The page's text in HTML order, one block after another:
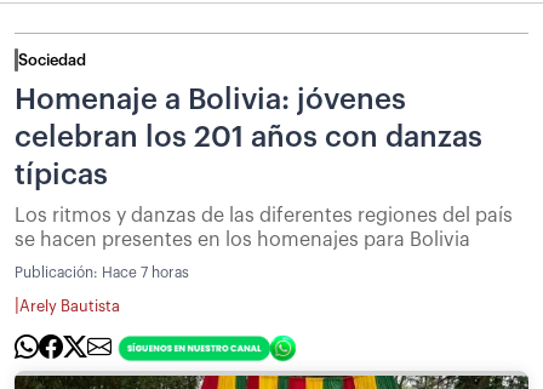
Sociedad
Homenaje a Bolivia: jóvenes
celebran los 201 años con danzas
típicas
Los ritmos y danzas de las diferentes regiones del país
se hacen presentes en los homenajes para Bolivia
Publicación: Hace 7 horas
Arely Bautista